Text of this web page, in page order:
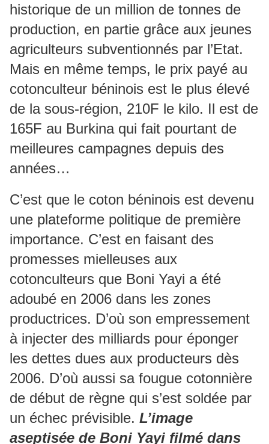
historique de un million de tonnes de
production, en partie grâce aux jeunes
agriculteurs subventionnés par l’Etat.
Mais en même temps, le prix payé au
cotonculteur béninois est le plus élevé
de la sous-région, 210F le kilo. Il est de
165F au Burkina qui fait pourtant de
meilleures campagnes depuis des
années…
C’est que le coton béninois est devenu
une plateforme politique de première
importance. C’est en faisant des
promesses mielleuses aux
cotonculteurs que Boni Yayi a été
adoubé en 2006 dans les zones
productrices. D’où son empressement
à injecter des milliards pour éponger
les dettes dues aux producteurs dès
2006. D’où aussi sa fougue cotonnière
de début de règne qui s’est soldée par
un échec prévisible. L’image
aseptisée de Boni Yayi filmé dans